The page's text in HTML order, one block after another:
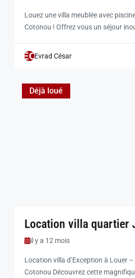
Louez une villa meublée avec
Cotonou ! Offrez vous un séjour
chambres située à quelques pas de
Caractéristiques : 6 chambres
entièrement équipée […]
ECEvrad César
Déjà loué
Location villa quartier
il y a 12 mois
Location villa d’Exception à Louer
Cotonou Découvrez cette